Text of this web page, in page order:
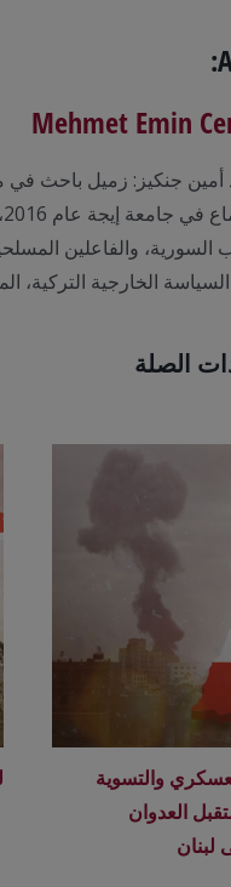
Mehmet Emin
أمين جنكيز: زميل باحث في
السورية، والفاعلين
الخارجية التركية،
الصلة
والتسوية
العدوان
لبنان